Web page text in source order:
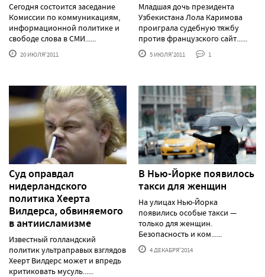
Сегодня состоится заседание
Комиссии по коммуникациям,
информационной политике и
свободе слова в СМИ......
20 ИЮЛЯ'2011
Младшая дочь президента
Узбекистана Лола Каримова
проиграла судебную тяжбу
против французского сайт......
5 ИЮЛЯ'2011 1
Суд оправдал
нидерландского
политика Хеерта
Вилдерса, обвиняемого
в антиисламизме
Известный голландский
политик ультраправых взглядов
Хеерт Вилдерс может и впредь
критиковать мусуль......
В Нью-Йорке появилось
такси для женщин
На улицах Нью-Йорка
появились особые такси —
только для женщин.
Безопасность и ком......
4 ДЕКАБРЯ'2014